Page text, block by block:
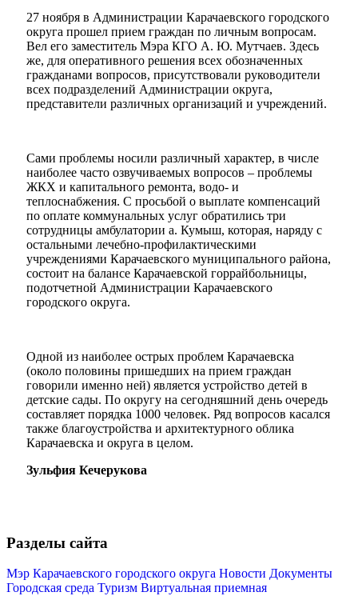
27 ноября в Администрации Карачаевского городского
округа прошел прием граждан по личным вопросам.
Вел его заместитель Мэра КГО А. Ю. Мутчаев. Здесь
же, для оперативного решения всех обозначенных
гражданами вопросов, присутствовали руководители
всех подразделений Администрации округа,
представители различных организаций и учреждений.
Сами проблемы носили различный характер, в числе
наиболее часто озвучиваемых вопросов – проблемы
ЖКХ и капитального ремонта, водо- и
теплоснабжения. С просьбой о выплате компенсаций
по оплате коммунальных услуг обратились три
сотрудницы амбулатории а. Кумыш, которая, наряду с
остальными лечебно-профилактическими
учреждениями Карачаевского муниципального района,
состоит на балансе Карачаевской горрайбольницы,
подотчетной Администрации Карачаевского
городского округа.
Одной из наиболее острых проблем Карачаевска
(около половины пришедших на прием граждан
говорили именно ней) является устройство детей в
детские сады. По округу на сегодняшний день очередь
составляет порядка 1000 человек. Ряд вопросов касался
также благоустройства и архитектурного облика
Карачаевска и округа в целом.
Зульфия Кечерукова
Разделы сайта
Мэр Карачаевского городского округа Новости Документы
Городская среда Туризм Виртуальная приемная
Мэр